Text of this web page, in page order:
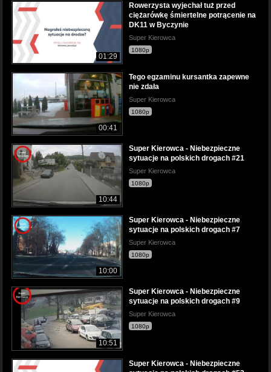
01:29
Rowerzysta wyjechał tuż przed
ciężarówkę śmiertelne potrącenie na
DK11 w Byczynie
Super Kierowca
1080p
00:41
Tego egzaminu kursantka zapewne
nie zdała
Super Kierowca
1080p
10:44
Super Kierowca - Niebezpieczne
sytuacje na polskich drogach #21
Super Kierowca
1080p
10:00
Super Kierowca - Niebezpieczne
sytuacje na polskich drogach #7
Super Kierowca
1080p
10:51
Super Kierowca - Niebezpieczne
sytuacje na polskich drogach #9
Super Kierowca
1080p
Super Kierowca - Niebezpieczne